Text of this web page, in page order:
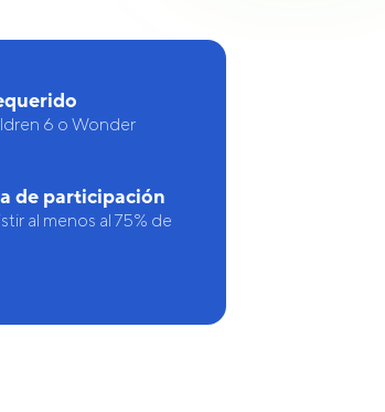
6 o Wonder
de participación
al menos al 75% de